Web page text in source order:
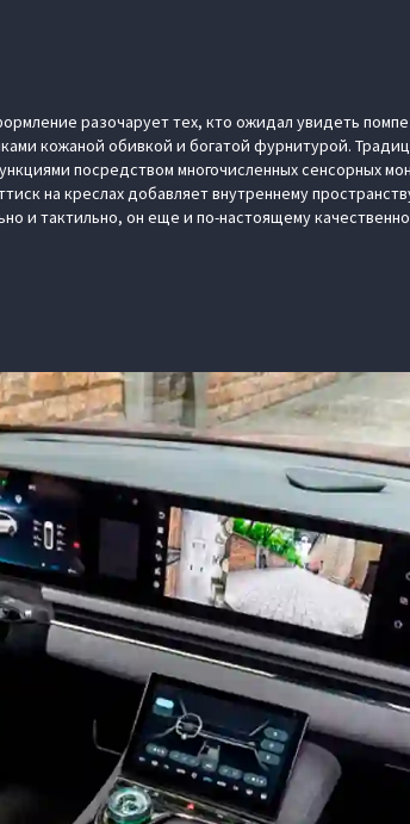
разочарует тех, кто ожидал увидеть
кожаной обивкой и богатой фурнитурой.
посредством многочисленных сенсорных
на креслах добавляет внутреннему
и тактильно, он еще и по-настоящему